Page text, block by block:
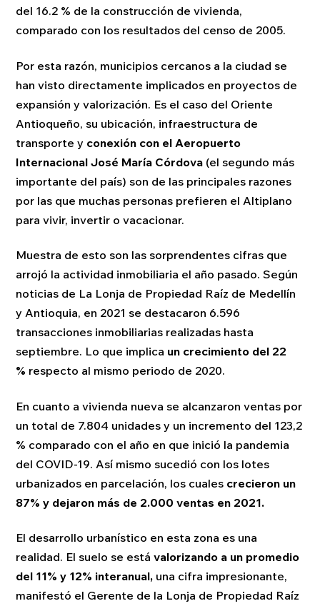
del 16.2 % de la construcción de vivienda,
comparado con los resultados del censo de 2005.
Por esta razón, municipios cercanos a la ciudad se
han visto directamente implicados en proyectos de
expansión y valorización. Es el caso del Oriente
Antioqueño, su ubicación, infraestructura de
transporte y conexión con el Aeropuerto
Internacional José María Córdova (el segundo más
importante del país) son de las principales razones
por las que muchas personas prefieren el Altiplano
para vivir, invertir o vacacionar.
Muestra de esto son las sorprendentes cifras que
arrojó la actividad inmobiliaria el año pasado. Según
noticias de La Lonja de Propiedad Raíz de Medellín
y Antioquia, en 2021 se destacaron 6.596
transacciones inmobiliarias realizadas hasta
septiembre. Lo que implica un crecimiento del 22
% respecto al mismo periodo de 2020.
En cuanto a vivienda nueva se alcanzaron ventas por
un total de 7.804 unidades y un incremento del 123,2
% comparado con el año en que inició la pandemia
del COVID-19. Así mismo sucedió con los lotes
urbanizados en parcelación, los cuales crecieron un
87% y dejaron más de 2.000 ventas en 2021.
El desarrollo urbanístico en esta zona es una
realidad. El suelo se está valorizando a un promedio
del 11% y 12% interanual, una cifra impresionante,
manifestó el Gerente de la Lonja de Propiedad Raíz